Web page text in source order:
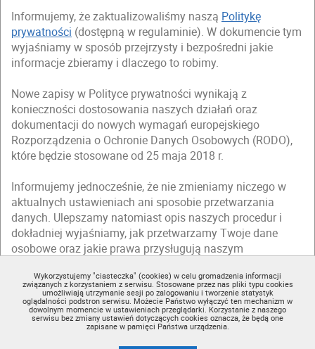
Wykorzystujemy "ciasteczka" (cookies) w celu gromadzenia informacji
związanych z korzystaniem z serwisu. Stosowane przez nas pliki typu cookies
umożliwiają utrzymanie sesji po zalogowaniu i tworzenie statystyk
oglądalności podstron serwisu. Możecie Państwo wyłączyć ten mechanizm w
dowolnym momencie w ustawieniach przeglądarki. Korzystanie z naszego
serwisu bez zmiany ustawień dotyczących cookies oznacza, że będą one
zapisane w pamięci Państwa urządzenia.
Informujemy, że zaktualizowaliśmy naszą Politykę
prywatności (dostępną w regulaminie). W dokumencie tym
wyjaśniamy w sposób przejrzysty i bezpośredni jakie
informacje zbieramy i dlaczego to robimy.
Nowe zapisy w Polityce prywatności wynikają z
konieczności dostosowania naszych działań oraz
dokumentacji do nowych wymagań europejskiego
Rozporządzenia o Ochronie Danych Osobowych (RODO),
które będzie stosowane od 25 maja 2018 r.
Informujemy jednocześnie, że nie zmieniamy niczego w
aktualnych ustawieniach ani sposobie przetwarzania
danych. Ulepszamy natomiast opis naszych procedur i
dokładniej wyjaśniamy, jak przetwarzamy Twoje dane
osobowe oraz jakie prawa przysługują naszym
Zapraszamy Cię do zapoznania się ze zmienionąPolityką
prywatności(dostępną w regulaminie).